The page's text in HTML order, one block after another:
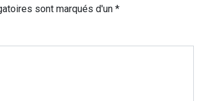
sont marqués d'un *